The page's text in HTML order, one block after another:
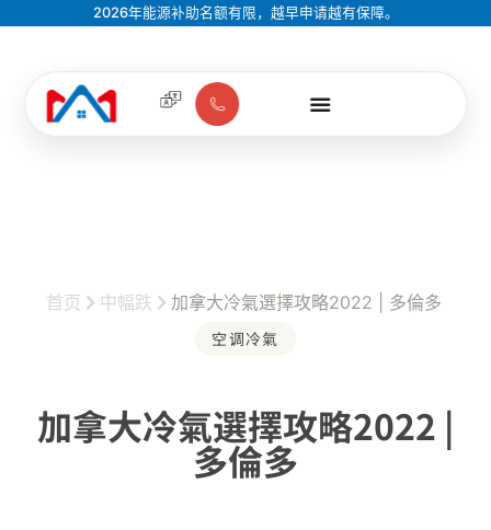
2026年能源补助名额有限，越早申请越有保障。
首页 中幅跌
加拿大冷氣選擇攻略2022 | 多倫多
空调冷氣
加拿大冷氣選擇攻略2022 |
多倫多